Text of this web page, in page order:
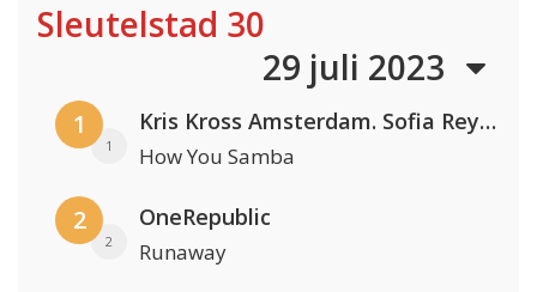
Sleutelstad 30
29 juli 2023
1
1
Kris Kross Amsterdam. Sofia Reyes & Tinie Tempah
How You Samba
2
2
OneRepublic
Runaway